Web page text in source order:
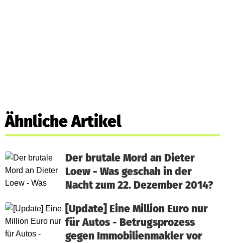
Ähnliche Artikel
Der brutale Mord an Dieter
Loew - Was geschah in der
Nacht zum 22. Dezember 2014?
[Update] Eine Million Euro nur
für Autos - Betrugsprozess
gegen Immobilienmakler vor